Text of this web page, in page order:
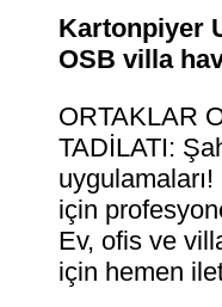
Kartonpiyer
OSB villa
ORTAKLAR
TADİLATI:
için
Ev, ofis ve
için hemen